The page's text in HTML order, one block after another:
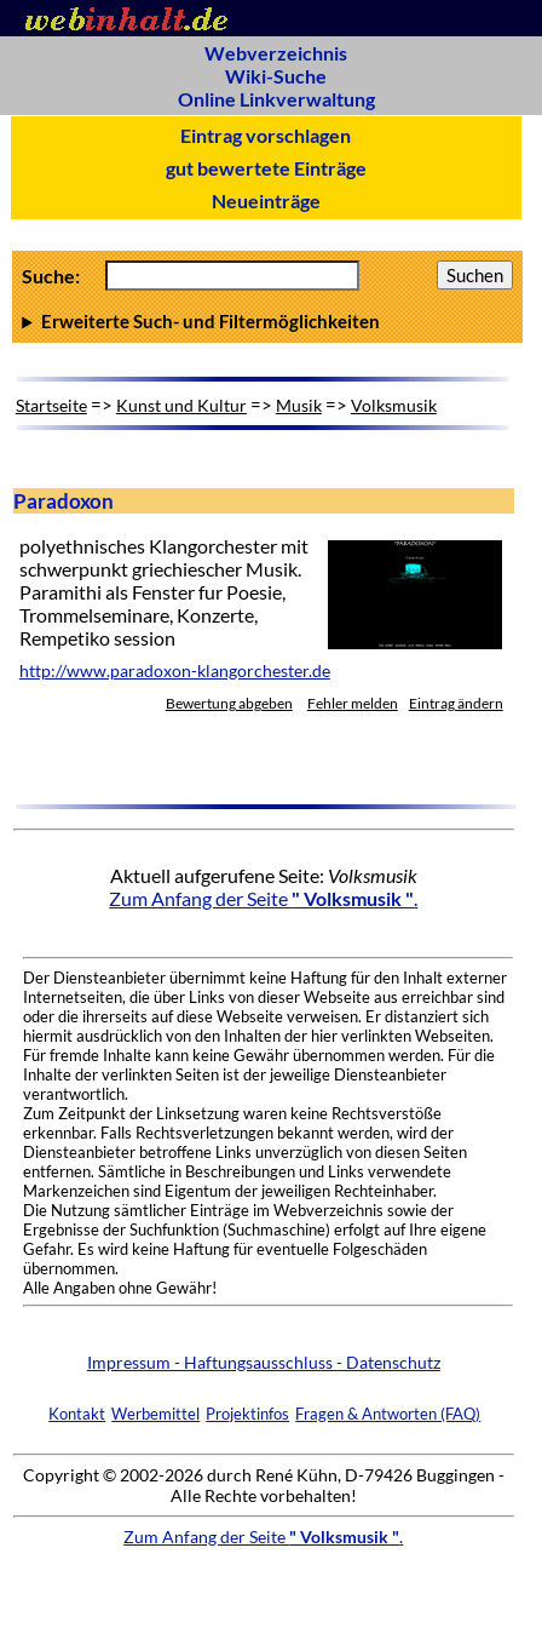
Webverzeichnis
Wiki-Suche
Online Linkverwaltung
Eintrag vorschlagen
gut bewertete Einträge
Neueinträge
Suche:
Erweiterte Such- und Filtermöglichkeiten
Startseite=> Kunst und Kultur=> Musik=> Volksmusik
Paradoxon
polyethnisches Klangorchester mit
schwerpunkt griechiescher Musik.
Paramithi als Fenster fur Poesie,
Trommelseminare, Konzerte,
Rempetiko session
http://www.paradoxon-klangorchester.de
Bewertung abgeben Fehler melden Eintrag ändern
Aktuell aufgerufene Seite: Volksmusik
Zum Anfang der Seite " Volksmusik ".
Der Diensteanbieter übernimmt keine Haftung für den Inhalt externer
Internetseiten, die über Links von dieser Webseite aus erreichbar sind
oder die ihrerseits auf diese Webseite verweisen. Er distanziert sich
hiermit ausdrücklich von den Inhalten der hier verlinkten Webseiten.
Für fremde Inhalte kann keine Gewähr übernommen werden. Für die
Inhalte der verlinkten Seiten ist der jeweilige Diensteanbieter
verantwortlich.
Zum Zeitpunkt der Linksetzung waren keine Rechtsverstöße
erkennbar. Falls Rechtsverletzungen bekannt werden, wird der
Diensteanbieter betroffene Links unverzüglich von diesen Seiten
entfernen. Sämtliche in Beschreibungen und Links verwendete
Markenzeichen sind Eigentum der jeweiligen Rechteinhaber.
Die Nutzung sämtlicher Einträge im Webverzeichnis sowie der
Ergebnisse der Suchfunktion (Suchmaschine) erfolgt auf Ihre eigene
Gefahr. Es wird keine Haftung für eventuelle Folgeschäden
übernommen.
Alle Angaben ohne Gewähr!
Impressum - Haftungsausschluss - Datenschutz
Kontakt Werbemittel Projektinfos Fragen & Antworten (FAQ)
Copyright © 2002-2026 durch René Kühn, D-79426 Buggingen -
Alle Rechte vorbehalten!
Zum Anfang der Seite " Volksmusik ".